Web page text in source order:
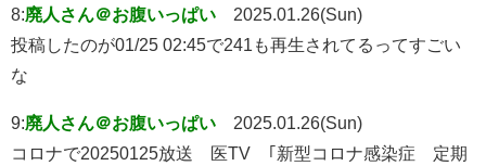
8:廃人さん＠お腹いっぱい
2025.01.26(Sun)
投稿したのが01/25 02:45で241も再生されてるってすごい
な
9:廃人さん＠お腹いっぱい
2025.01.26(Sun)
コロナで20250125放送 医TV ｢新型コロナ感染症 定期